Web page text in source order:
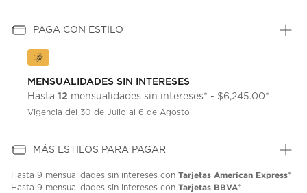
PAGA CON ESTILO
MENSUALIDADES SIN INTERESES
Hasta 12 mensualidades sin intereses* - $6,245.00*
Vigencia del 30 de Julio al 6 de Agosto
MÁS ESTILOS PARA PAGAR
Hasta 9 mensualidades sin intereses con Tarjetas American Express*
Hasta 9 mensualidades sin intereses con Tarjetas BBVA*